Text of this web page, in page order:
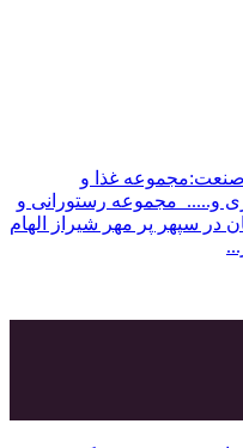
غذا و
و..... ​ مجموعه رستورانی و
سپهر پر مهر شیراز الهام